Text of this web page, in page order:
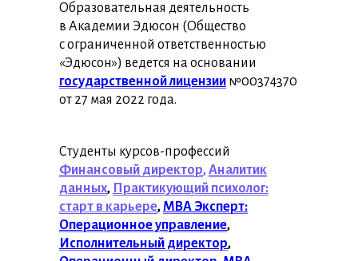
Студенты курсов-профессий
Финансовый директор,Аналитик
данных, Практикующий психолог:
старт в карьере,MBA Эксперт:
Операционное управление,
Исполнительный директор,
Образовательная деятельность
в Академии Эдюсон (Общество
с ограниченной ответственностью
«Эдюсон») ведется на основании
государственной лицензии №00374370
от 27 мая 2022 года.